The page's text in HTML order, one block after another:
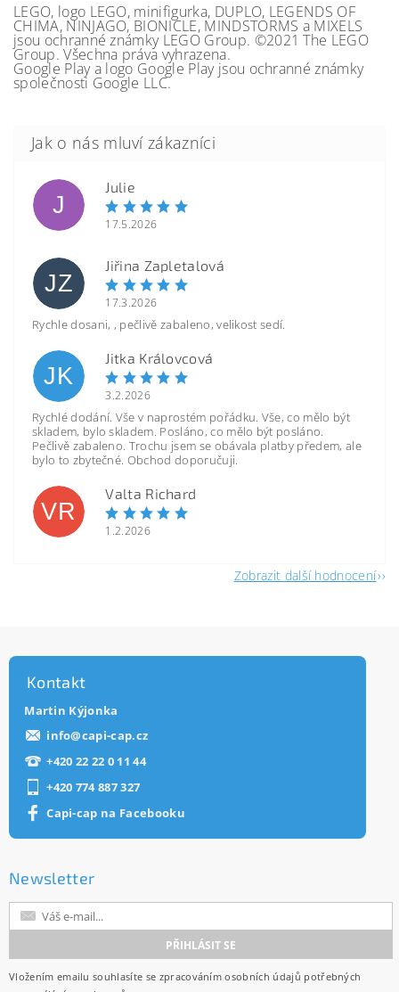
LEGO, logo LEGO, minifigurka, DUPLO, LEGENDS OF
CHIMA, NINJAGO, BIONICLE, MINDSTORMS a MIXELS
jsou ochranné známky LEGO Group. ©2021 The LEGO
Group. Všechna práva vyhrazena.
Google Play a logo Google Play jsou ochranné známky
společnosti Google LLC.
J
Julie
17.5.2026
JZ
Jiřina Zapletalová
17.3.2026
Rychle dosani, , pečlivě zabaleno, velikost sedí.
JK
Jitka Královcová
3.2.2026
Rychlé dodání. Vše v naprostém pořádku. Vše, co mělo být
skladem, bylo skladem. Posláno, co mělo být posláno.
Pečlivě zabaleno. Trochu jsem se obávala platby předem, ale
bylo to zbytečné. Obchod doporučuji.
VR
Valta Richard
1.2.2026
Zobrazit další hodnocení
Kontakt
Martin Kýjonka
info@capi-cap.cz
+420 22 22 0 11 44
+420 774 887 327
Capi-cap na Facebooku
Newsletter
Vložením emailu souhlasíte se zpracováním osobních údajů potřebných